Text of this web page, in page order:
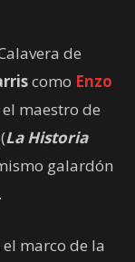
de
como Enzo
maestro de
(La Historia
galardón
marco de la